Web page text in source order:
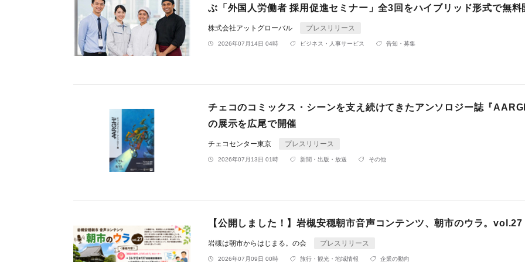
ぶ「外国人労働者 採用促進セミナー」全3回をハイブリッド形式で無料
株式会社アットグローバル プレスリリース
2026年07月14日 04時 ビジネス・人事サービス 告知・募集
チェコのコミックス・シーンを支え続けてきたアンソロジー誌『
の展示を広尾で開催
チェコセンター東京 プレスリリース
2026年07月13日 01時 新聞・出版・放送 その他
【公開しました！】岩槻安穏朝市音声コンテンツ、朝市のウラ。vol.27
岩槻は朝市からはじまる。の会 プレスリリース
2026年07月09日 00時 旅行・観光・地域情報 企業の動向